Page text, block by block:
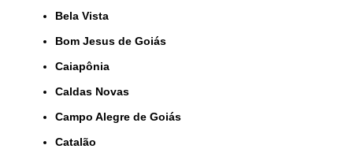
Bela Vista
Bom Jesus de Goiás
Caiapônia
Caldas Novas
Campo Alegre de Goiás
Catalão